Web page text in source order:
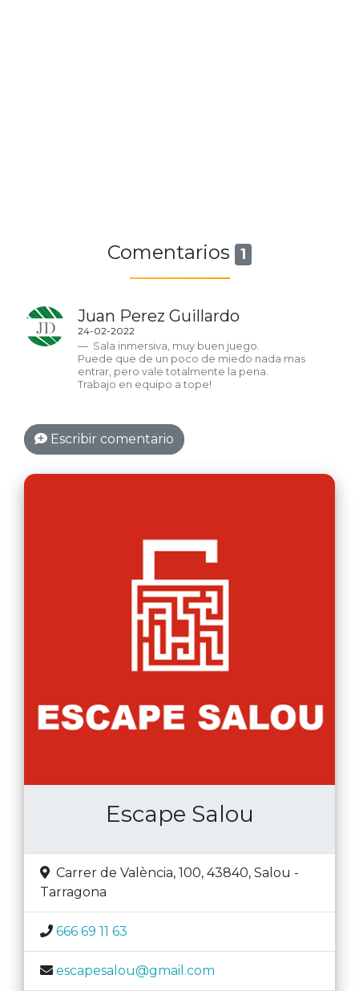
Comentarios 1
Juan Perez Guillardo
24-02-2022
Sala inmersiva, muy buen juego.
Puede que de un poco de miedo nada mas
entrar, pero vale totalmente la pena.
Trabajo en equipo a tope!
Escribir comentario
Escape Salou
Carrer de València, 100, 43840, Salou -
Tarragona
666 69 11 63
escapesalou@gmail.com